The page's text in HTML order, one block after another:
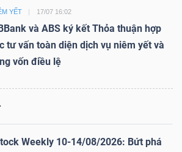
YẾT 17/07 16:02
và ABS ký kết Thỏa thuận hợp
tư vấn toàn diện dịch vụ niêm yết và
vốn điều lệ
Weekly 10-14/08/2026: Bứt phá